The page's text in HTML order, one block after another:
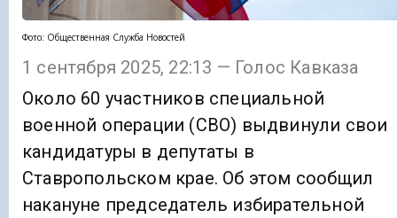
Фото: Общественная Служба Новостей
1 сентября 2025, 22:13 — Голос Кавказа
Около 60 участников специальной
военной операции (СВО) выдвинули свои
кандидатуры в депутаты в
Ставропольском крае. Об этом сообщил
накануне председатель избирательной